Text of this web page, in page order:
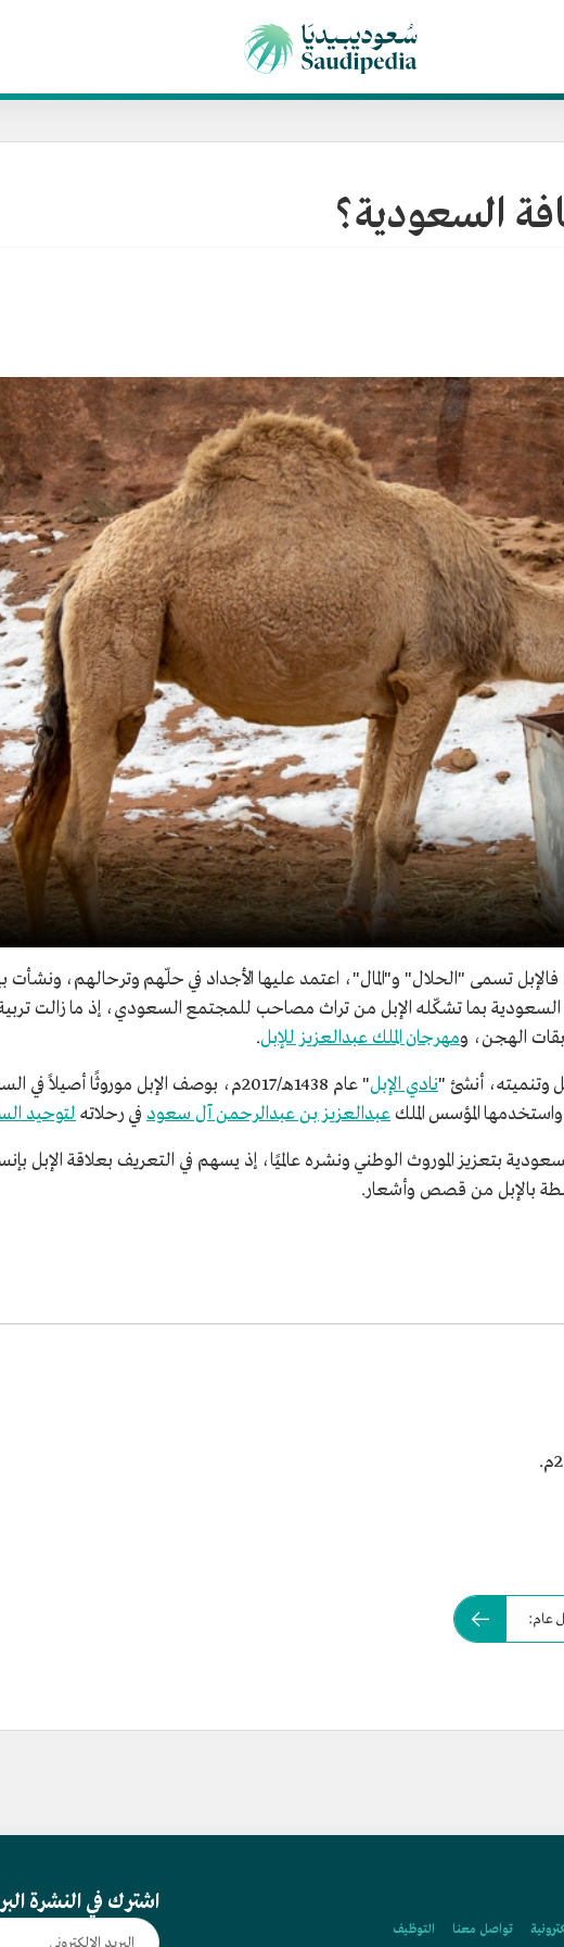
السعودية؟
تسمى "الحلال" و"المال"، اعتمد عليها الأجداد في حلّهم وترحالهم، ونشأت
بما تشكّله الإبل من تراث مصاحب للمجتمع السعودي، إذ ما زالت تربية
الهجن، ومهرجان الملك عبدالعزيز للإبل.
وتنميته، أنشئ "نادي الإبل
" عام 1438هـ/2017م، بوصف الإبل موروثًا
المؤسس الملكعبدالعزيز بن عبدالرحمن آل سعود في رحلاته لتوحيد
بتعزيز الموروث الوطني ونشره عالميًا، إذ يسهم في التعريف بعلاقة الإبل
بالإبل من قصص وأشعار.
عام:
تواصل معنا التوظيف
اشترك في النشرة